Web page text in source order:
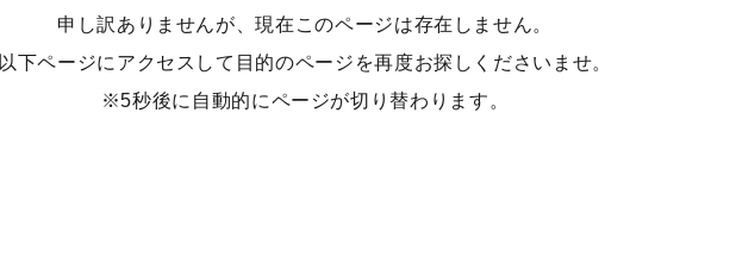
申し訳ありませんが、現在このページは存在しません。
以下ページにアクセスして目的のページを再度お探しくださいませ。
※5秒後に自動的にページが切り替わります。